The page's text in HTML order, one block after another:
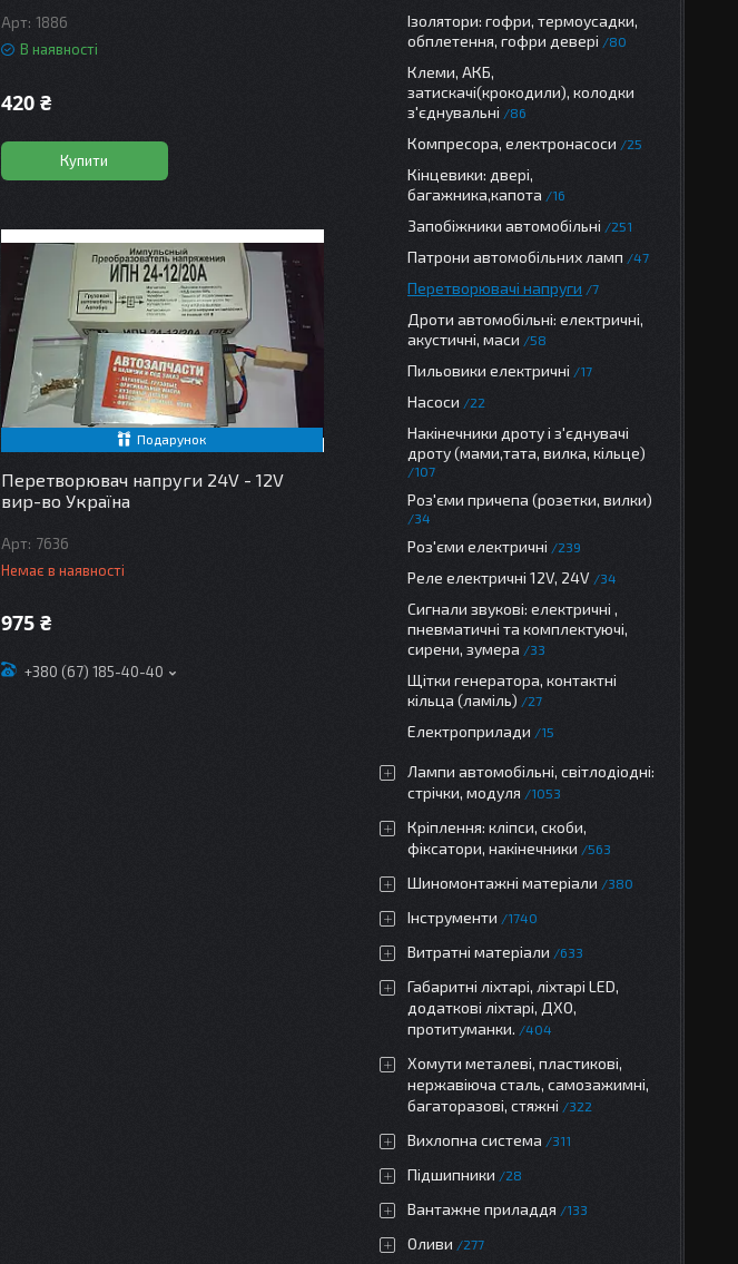
1886
В наявності
420 ₴
Купити
Подарунок
Перетворювач напруги 24V - 12V
вир-во Україна
7636
Немає в наявності
975 ₴
+380 (67) 185-40-40
Ізолятори: гофри, термоусадки,
обплетення, гофри девері
80
Клеми, АКБ,
затискачі(крокодили), колодки
з'єднувальні
86
Компресора, електронасоси 25
Кінцевики: двері,
багажника,капота
16
Запобіжники автомобільні 251
Патрони автомобільних ламп 47
Перетворювачі напруги 7
Дроти автомобільні: електричні,
акустичні, маси
58
Пильовики електричні 17
Насоси 22
Накінечники дроту і з'єднувачі
дроту (мами,тата, вилка, кільце)
107
Роз'єми причепа (розетки, вилки)
34
Роз'єми електричні 239
Реле електричні 12V, 24V 34
Сигнали звукові: електричні ,
пневматичні та комплектуючі,
сирени, зумера
33
Щітки генератора, контактні
кільца (ламіль)
27
Електроприлади 15
Лампи автомобільні, світлодіодні:
стрічки, модуля
1053
Кріплення: кліпси, скоби,
фіксатори, накінечники
563
Шиномонтажні матеріали 380
Інструменти 1740
Витратні матеріали 633
Габаритні ліхтарі, ліхтарі LED,
додаткові ліхтарі, ДХО,
протитуманки.
404
Хомути металеві, пластикові,
нержавіюча сталь, самозажимні,
багаторазові, стяжні
322
Вихлопна система 311
Підшипники 28
Вантажне приладдя 133
Оливи 277